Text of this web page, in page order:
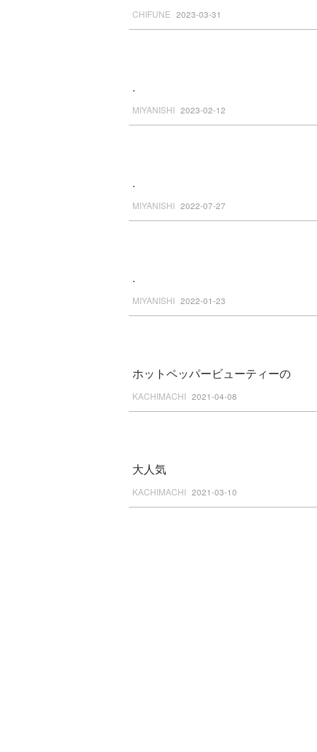
CHIFUNE 2023-03-31
.
MIYANISHI 2023-02-12
.
MIYANISHI 2022-07-27
.
MIYANISHI 2022-01-23
ホットペッパービューティーの
KACHIMACHI 2021-04-08
大人気
KACHIMACHI 2021-03-10